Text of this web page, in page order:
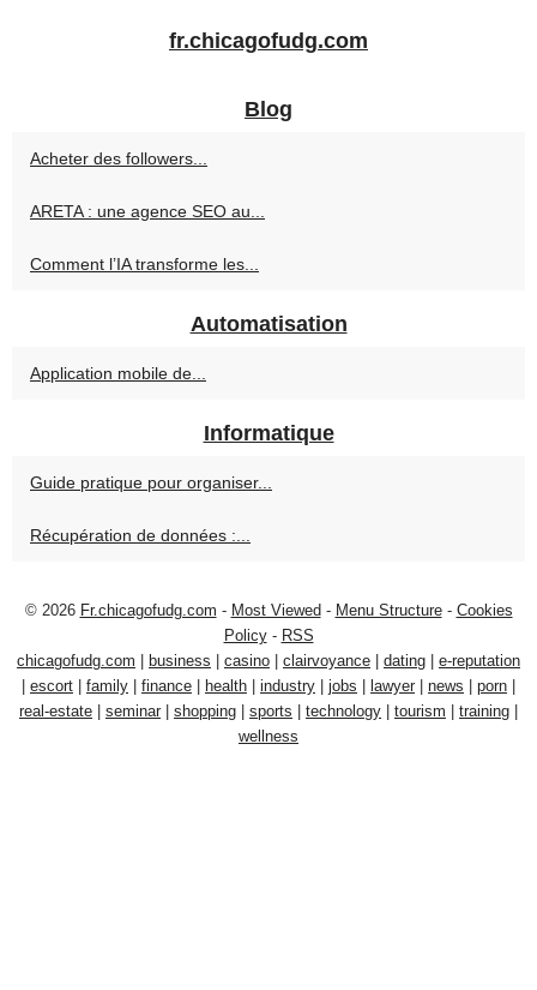
fr.chicagofudg.com
Blog
Acheter des followers...
ARETA : une agence SEO au...
Comment l’IA transforme les...
Automatisation
Application mobile de...
Informatique
Guide pratique pour organiser...
Récupération de données :...
© 2026 Fr.chicagofudg.com - Most Viewed - Menu Structure- Cookies
Policy- RSS
chicagofudg.com
business casino clairvoyance dating
e-reputation
escort family finance health industry jobs lawyer news porn
real-estate
seminar shopping sports technology tourism training
wellness